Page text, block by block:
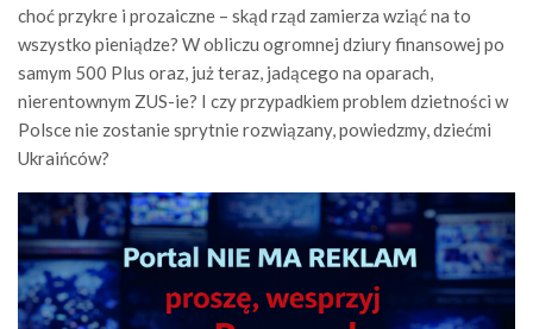
choć przykre i prozaiczne – skąd rząd zamierza wziąć na to
wszystko pieniądze? W obliczu ogromnej dziury finansowej po
samym 500 Plus oraz, już teraz, jadącego na oparach,
nierentownym ZUS-ie? I czy przypadkiem problem dzietności w
Polsce nie zostanie sprytnie rozwiązany, powiedzmy, dziećmi
Ukraińców?